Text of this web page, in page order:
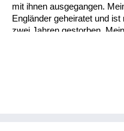
mit ihnen ausgegangen.
Engländer geheiratet und
zwei Jahren gestorben.